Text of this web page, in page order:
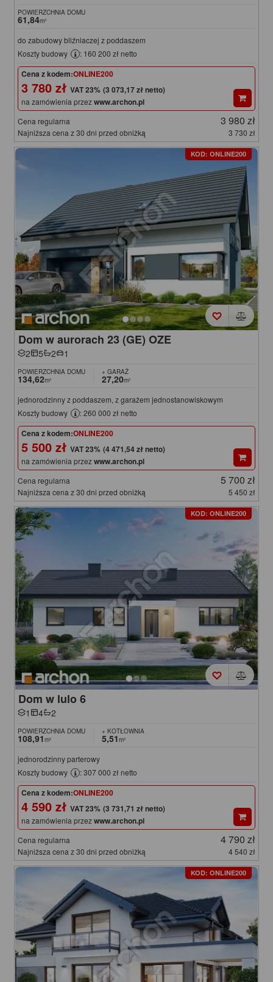
POWIERZCHNIA DOMU
61,84m²
do zabudowy bliźniaczej z poddaszem
Koszty budowy
: 160 200 zł netto
Cena z kodem:ONLINE200
3 780 zł (3 073,17 zł netto)
na zamówienia przezwww.archon.pl
Cena regularna 3 980 zł
Najniższa cena z 30 dni przed obniżką 3 730 zł
KOD: ONLINE200
Dom w aurorach 23 (GE) OZE
2 5 2 1
POWIERZCHNIA DOMU
134,62m²
+ GARAŻ
27,20m²
jednorodzinny z poddaszem, z garażem jednostanowiskowym
Koszty budowy
: 260 000 zł netto
Cena z kodem:ONLINE200
5 500 zł (4 471,54 zł netto)
na zamówienia przezwww.archon.pl
Cena regularna 5 700 zł
Najniższa cena z 30 dni przed obniżką 5 450 zł
KOD: ONLINE200
Dom w lulo 6
1 4 2
POWIERZCHNIA DOMU
108,91m²
+ KOTŁOWNIA
5,51m²
jednorodzinny parterowy
Koszty budowy
: 307 000 zł netto
Cena z kodem:ONLINE200
4 590 zł (3 731,71 zł netto)
na zamówienia przezwww.archon.pl
Cena regularna 4 790 zł
Najniższa cena z 30 dni przed obniżką 4 540 zł
KOD: ONLINE200